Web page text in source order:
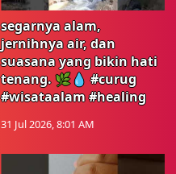
segarnya alam,
jernihnya air, dan
suasana yang bikin hati
tenang. 🌿💧 #curug
#wisataalam #healing
31 Jul 2026, 8:01 AM